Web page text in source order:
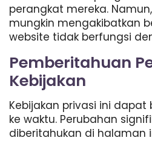
perangkat mereka.
mungkin mengakibatkan
website tidak berfungsi
Pemberitahuan
Kebijakan
Kebijakan privasi ini
ke waktu. Perubahan
diberitahukan di halaman